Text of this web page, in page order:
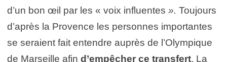
d’un bon œil par les « voix influentes ». Toujours
d’après la Provence les personnes importantes
se seraient fait entendre auprès de l’Olympique
de Marseille afin d’empêcher ce transfert. La